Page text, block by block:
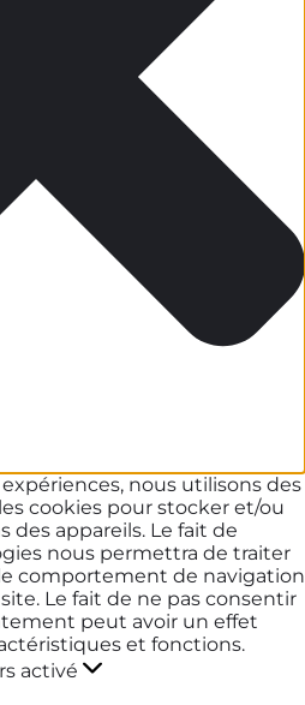
nous utilisons des
cookies pour stocker et/ou
des appareils. Le fait de
nous permettra de traiter
comportement de navigation
Le fait de ne pas consentir
peut avoir un effet
et fonctions.
activé